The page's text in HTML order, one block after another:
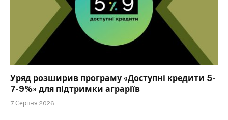
Уряд розширив програму «Доступні кредити 5-
7-9%» для підтримки аграріїв
7 Серпня 2026